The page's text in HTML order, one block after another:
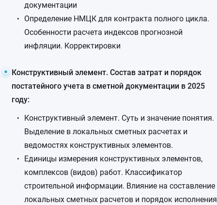
документации
Определение НМЦК для контракта полного цикла.
Особенности расчета индексов прогнозной
инфляции. Корректировки
Конструктивный элемент. Состав затрат и порядок
постатейного учета в сметной документации в 2025
году:
Конструктивный элемент. Суть и значение понятия.
Выделение в локальных сметных расчетах и
ведомостях конструктивных элементов.
Единицы измерения конструктивных элементов,
комплексов (видов) работ. Классификатор
строительной информации. Влияние на составление
локальных сметных расчетов и порядок исполнения